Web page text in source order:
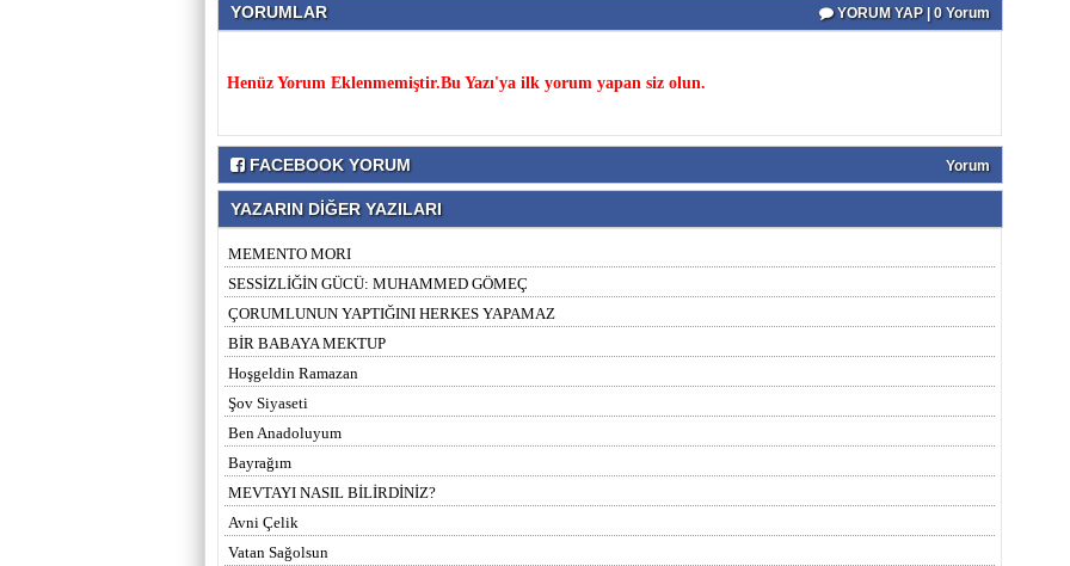
YORUMLAR YORUM YAP | 0 Yorum
Henüz Yorum Eklenmemiştir.Bu Yazı'ya ilk yorum yapan siz olun.
FACEBOOK YORUM Yorum
YAZARIN DİĞER YAZILARI
MEMENTO MORI
SESSİZLİĞİN GÜCÜ: MUHAMMED GÖMEÇ
ÇORUMLUNUN YAPTIĞINI HERKES YAPAMAZ
BİR BABAYA MEKTUP
Hoşgeldin Ramazan
Şov Siyaseti
Ben Anadoluyum
Bayrağım
MEVTAYI NASIL BİLİRDİNİZ?
Avni Çelik
Vatan Sağolsun